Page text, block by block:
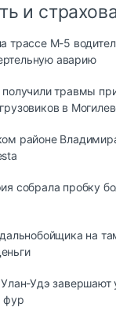
и
трассе М-5
аварию
травмы
в
районе
собрала пробку
на
Удэ зaвepшaют
фyp